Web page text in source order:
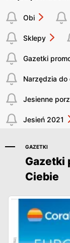
Obi
Sklepy
Gazetki
Narzędzia do
Jesienne
Jesień 2021
GAZETKI
Gazetki
Ciebie